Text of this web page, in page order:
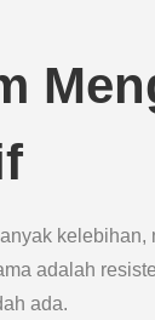
adalah
ada.